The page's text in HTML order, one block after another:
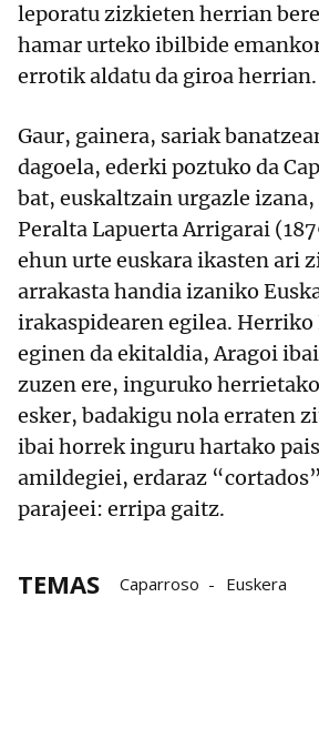
leporatu zizkieten herrian
hamar urteko ibilbide
errotik aldatu da giroa herrian.
Gaur, gainera, sariak
dagoela, ederki poztuko da
bat, euskaltzain urgazle
Peralta Lapuerta Arrigarai
ehun urte euskara ikasten ari
arrakasta handia izaniko
irakaspidearen egilea. Herriko
eginen da ekitaldia, Aragoi
zuzen ere, inguruko
esker, badakigu nola erraten
ibai horrek inguru hartako
amildegiei, erdaraz
parajeei: erripa gaitz.
TEMAS Caparroso Euskera